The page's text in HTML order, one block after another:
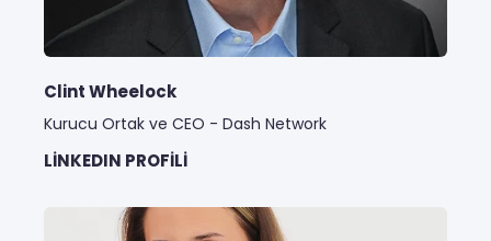
Clint Wheelock
Kurucu Ortak ve CEO - Dash Network
LINKEDIN PROFILI